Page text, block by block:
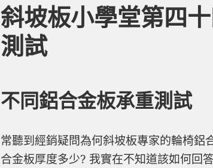
斜坡板小學堂第四
測試
不同鋁合金板承重測試
常聽到經銷疑問為何斜坡板專家的輪椅鋁
合金板厚度多少? 我實在不知道該如何回